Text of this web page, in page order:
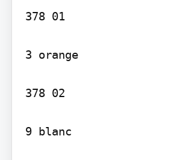
378 01
3 orange
378 02
9 blanc